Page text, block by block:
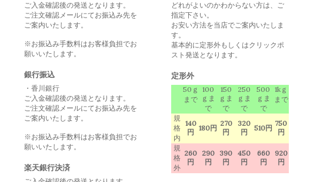
ご入金確認後の発送となります。
ご注文確認メールにてお振込み先を
ご案内いたします。
※お振込み手数料はお客様負担でお
願いいたします。
銀行振込
・香川銀行
ご入金確認後の発送となります。
ご注文確認メールにてお振込み先を
ご案内いたします。
※お振込み手数料はお客様負担でお
願いいたします。
楽天銀行決済
どれがよいのかわからない方は、ご
指定下さい。
お安い方法を当店でご案内いたしま
す。
基本的に定形外もしくはクリックポ
スト発送となります。
定形外
50ｇ
まで
100
ｇま
で
150
ｇま
で
250
ｇま
で
500
ｇま
で
1kｇ
まで
規
格
内
140
円 180円
270
円
320
円
510円
750
円
規
格
外
260
円
290
円
390
円
450
円
660
円
920
円